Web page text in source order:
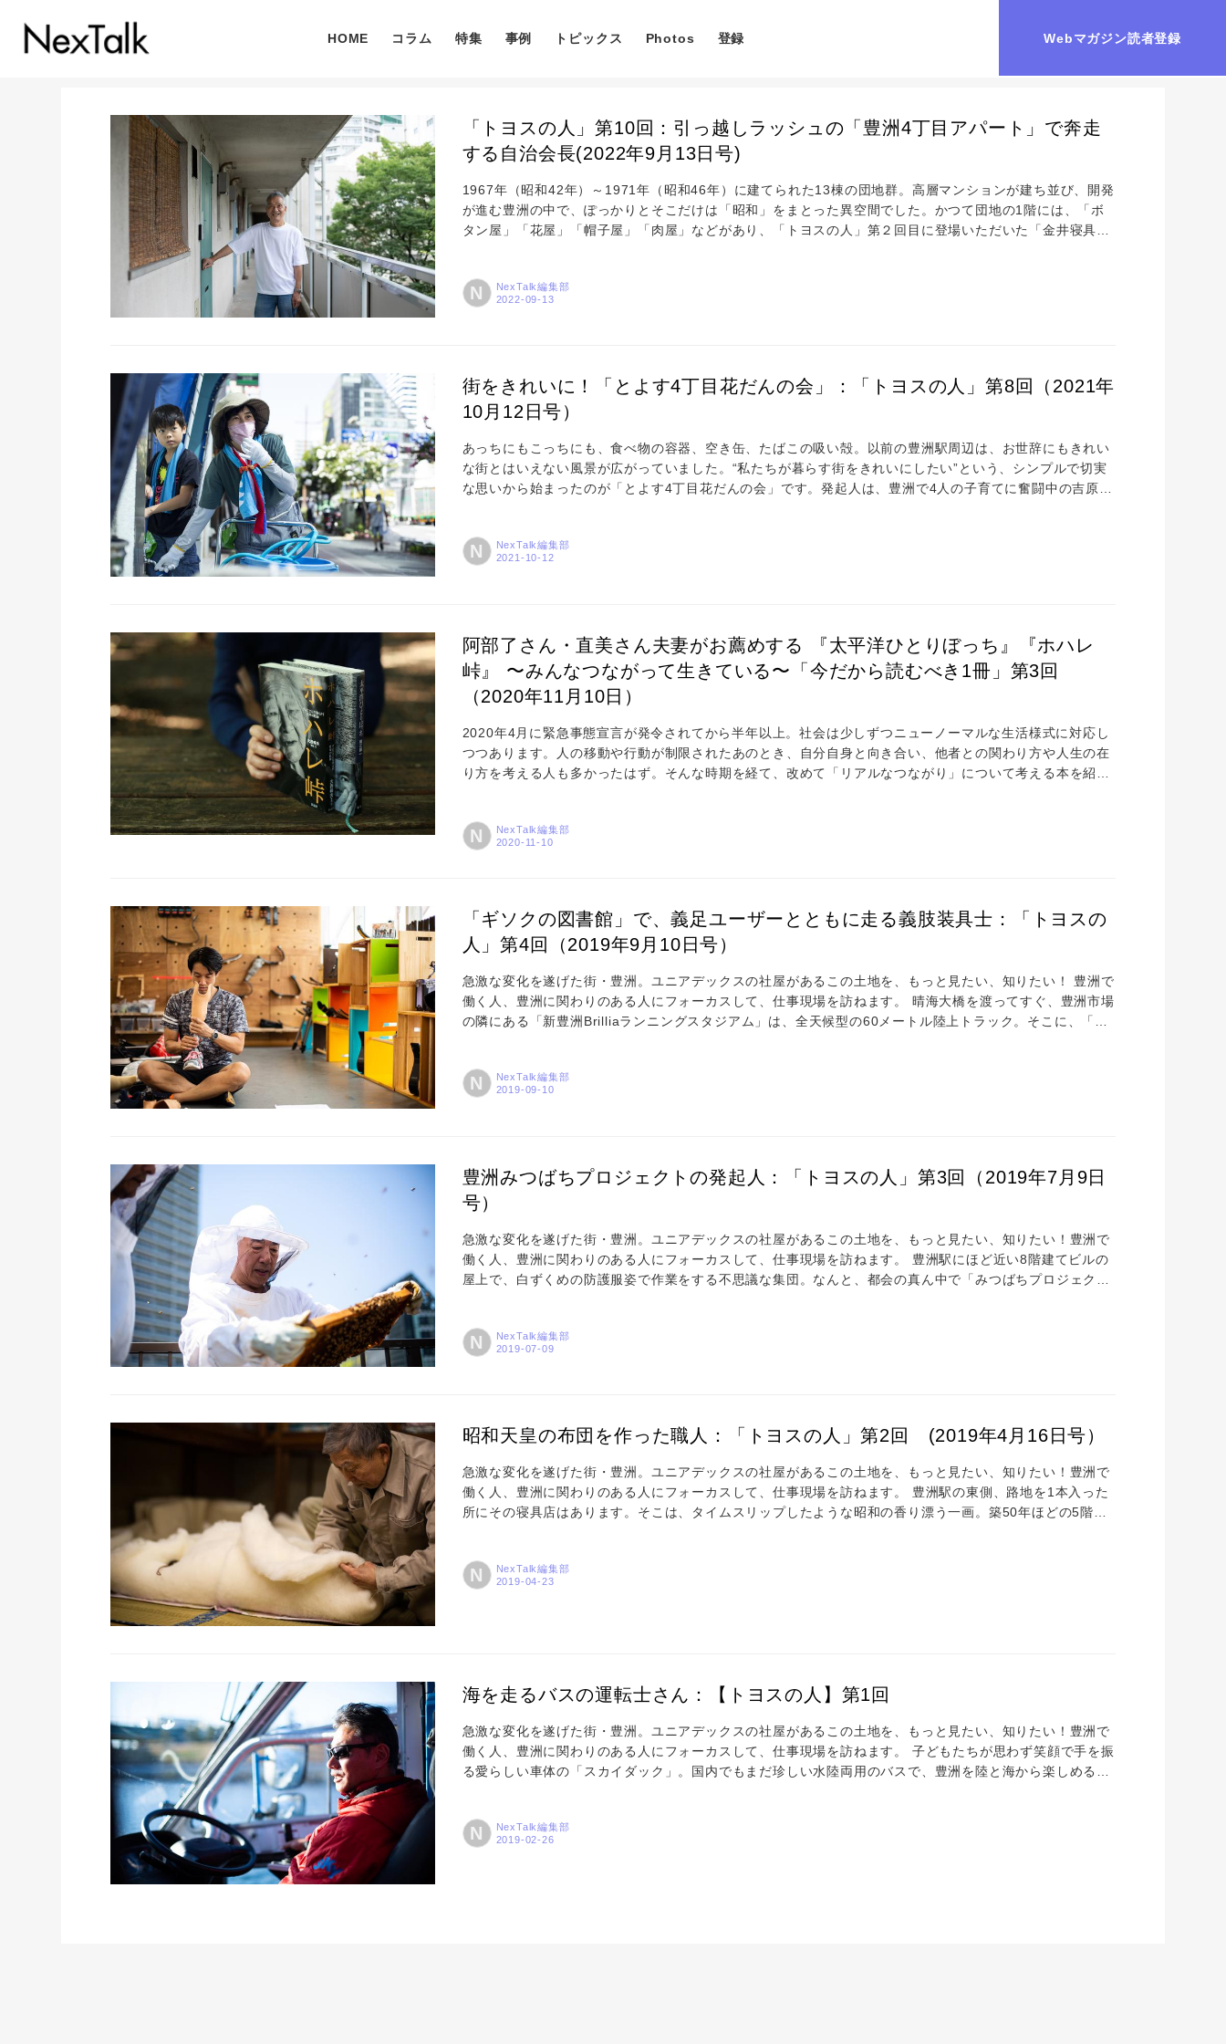
コラム
事例
登録
お問い合わせ
HOME コラム 特集 事例 トピックス Photos 登録 Webマガジン読者登録
「トヨスの人」第10回：引っ越しラッシュの「豊洲4丁目アパート」で奔走
する自治会長(2022年9月13日号)
1967年（昭和42年）～1971年（昭和46年）に建てられた13棟の団地群。高層マンションが建ち並び、開発
が進む豊洲の中で、ぽっかりとそこだけは「昭和」をまとった異空間でした。かつて団地の1階には、「ボ
タン屋」「花屋」「帽子屋」「肉屋」などがあり、「トヨスの人」第２回目に登場いただいた「金井寝具
4丁目アパート自治会長の西岡誠さんに、豊洲4丁目での思い出や渦中の引っ越しラッシュについて...
N NexTalk編集部
街をきれいに！「とよす4丁目花だんの会」：「トヨスの人」第8回（2021年
10月12日号）
あっちにもこっちにも、食べ物の容器、空き缶、たばこの吸い殻。以前の豊洲駅周辺は、お世辞にもきれい
な街とはいえない風景が広がっていました。“私たちが暮らす街をきれいにしたい”という、シンプルで切実
な思いから始まったのが「とよす4丁目花だんの会」です。発起人は、豊洲で4人の子育てに奮闘中の吉原由
ている様子が伝わってきました。 吉原 「とよす4丁目花だんの会」がスタートしたのは、2020年の1月で
す。...
N NexTalk編集部
阿部了さん・直美さん夫妻がお薦めする 『太平洋ひとりぼっち』『ホハレ
峠』 〜みんなつながって生きている〜「今だから読むべき1冊」第3回
（2020年11月10日）
2020年4月に緊急事態宣言が発令されてから半年以上。社会は少しずつニューノーマルな生活様式に対応し
つつあります。人の移動や行動が制限されたあのとき、自分自身と向き合い、他者との関わり方や人生の在
り方を考える人も多かったはず。そんな時期を経て、改めて「リアルなつながり」について考える本を紹介
をお伺いしました。 【ご推薦者】 コロナ禍をきっかけに、中学生時代の愛読書を読み返す —— 了さんご推
薦...
N NexTalk編集部
「ギソクの図書館」で、義足ユーザーとともに走る義肢装具士：「トヨスの
人」第4回（2019年9月10日号）
急激な変化を遂げた街・豊洲。ユニアデックスの社屋があるこの土地を、もっと見たい、知りたい！ 豊洲で
働く人、豊洲に関わりのある人にフォーカスして、仕事現場を訪ねます。 晴海大橋を渡ってすぐ、豊洲市場
の隣にある「新豊洲Brilliaランニングスタジアム」は、全天候型の60メートル陸上トラック。そこに、「ギ
図書館」。スタジアム内に、板バネと呼ばれるスポーツ用義足と装着部品が常備され、誰でも自由に使うこ
とが...
N NexTalk編集部
豊洲みつばちプロジェクトの発起人：「トヨスの人」第3回（2019年7月9日
号）
急激な変化を遂げた街・豊洲。ユニアデックスの社屋があるこの土地を、もっと見たい、知りたい！豊洲で
働く人、豊洲に関わりのある人にフォーカスして、仕事現場を訪ねます。 豊洲駅にほど近い8階建てビルの
屋上で、白ずくめの防護服姿で作業をする不思議な集団。なんと、都会の真ん中で「みつばちプロジェク
栄堂」社長の渡辺哲三さん。みつばちプロジェクトのこと、豊洲で生まれ育った渡辺さんご自身のことをお
聞きしました...
N NexTalk編集部
昭和天皇の布団を作った職人：「トヨスの人」第2回 (2019年4月16日号）
急激な変化を遂げた街・豊洲。ユニアデックスの社屋があるこの土地を、もっと見たい、知りたい！豊洲で
働く人、豊洲に関わりのある人にフォーカスして、仕事現場を訪ねます。 豊洲駅の東側、路地を1本入った
所にその寝具店はあります。そこは、タイムスリップしたような昭和の香り漂う一画。築50年ほどの5階建
したという組布団の写真。思わず、へえ？ と途方にくれ、まさか、ここで？ と懐かしさを感じる小さな店
内を見回すと...
N NexTalk編集部
海を走るバスの運転士さん：【トヨスの人】第1回
急激な変化を遂げた街・豊洲。ユニアデックスの社屋があるこの土地を、もっと見たい、知りたい！豊洲で
働く人、豊洲に関わりのある人にフォーカスして、仕事現場を訪ねます。 子どもたちが思わず笑顔で手を振
る愛らしい車体の「スカイダック」。国内でもまだ珍しい水陸両用のバスで、豊洲を陸と海から楽しめるツ
ープからいざ海へスプラッシュ。バスから船へ一気に変身。ここからは、潮風を受けながら普段見ることの
ない海側から...
N NexTalk編集部